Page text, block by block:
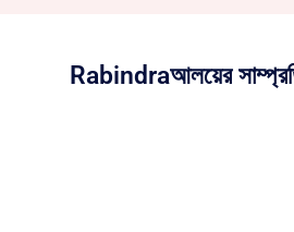
Rabindraআলয়ের